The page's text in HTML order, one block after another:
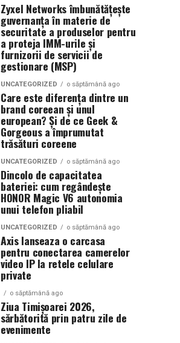
Zyxel Networks îmbunătățește
guvernanța în materie de
securitate a produselor pentru
a proteja IMM-urile și
furnizorii de servicii de
gestionare (MSP)
UNCATEGORIZED o săptămână ago
Care este diferența dintre un
brand coreean și unul
european? Și de ce Geek &
Gorgeous a împrumutat
trăsături coreene
UNCATEGORIZED o săptămână ago
Dincolo de capacitatea
bateriei: cum regândește
HONOR Magic V6 autonomia
unui telefon pliabil
UNCATEGORIZED o săptămână ago
Axis lanseaza o carcasa
pentru conectarea camerelor
video IP la retele celulare
private
o săptămână ago
Ziua Timișoarei 2026,
sărbătorită prin patru zile de
evenimente